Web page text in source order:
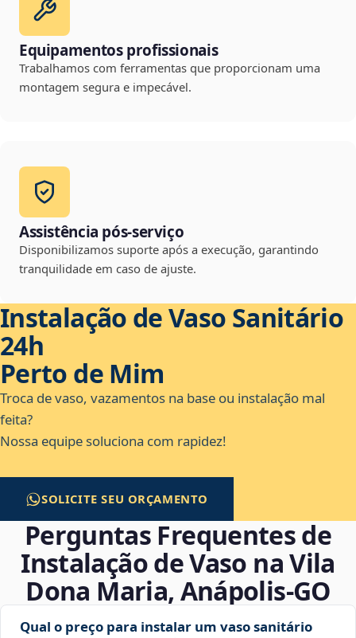
Equipamentos profissionais
Trabalhamos com ferramentas que proporcionam uma
montagem segura e impecável.
Assistência pós-serviço
Disponibilizamos suporte após a execução, garantindo
tranquilidade em caso de ajuste.
Instalação de Vaso Sanitário
24h
Perto de Mim
Troca de vaso, vazamentos na base ou instalação mal
feita?
Nossa equipe soluciona com rapidez!
SOLICITE SEU ORÇAMENTO
Perguntas Frequentes de
Instalação de Vaso na Vila
Dona Maria, Anápolis‑GO
Qual o preço para instalar um vaso sanitário